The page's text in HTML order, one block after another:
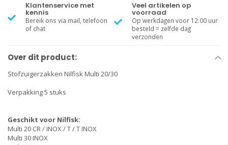
Klantenservice met
kennis
Bereik ons via mail, telefoon
of chat
Veel artikelen op
voorraad
Op werkdagen voor 12.00 uur
besteld = zelfde dag
verzonden
Over dit product:
Stofzuigerzakken Nilfisk Multi 20/30
Verpakking 5 stuks
Geschikt voor Nilfisk:
Multi 20 CR / INOX / T / T INOX
Multi 30 INOX